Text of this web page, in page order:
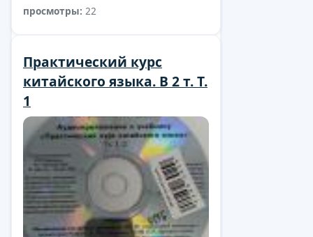
просмотры: 22
Практический курс
китайского языка. В 2 т. Т.
1